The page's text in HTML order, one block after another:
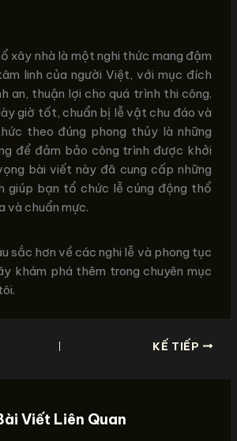
xây nhà là một nghi thức mang đậm
linh của người Việt, với mục đích
an, thuận lợi cho quá trình thi công.
giờ tốt, chuẩn bị lễ vật chu đáo và
theo đúng phong thủy là những
để đảm bảo công trình được khởi
bài viết này đã cung cấp những
giúp bạn tổ chức lễ cúng động thổ
và chuẩn mực.
sắc hơn về các nghi lễ và phong tục
khám phá thêm trong chuyên mục
KẾ TIẾP
Viết Liên Quan